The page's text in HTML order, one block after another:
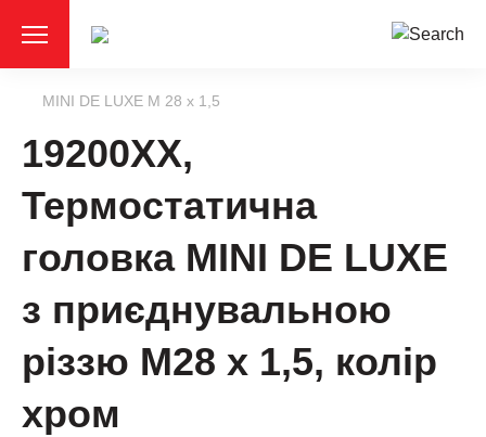
MINI DE LUXE M 28 x 1,5
19200XX,
Термостатична
головка МINI DE LUXE
з приєднувальною
різзю М28 х 1,5, колір
хром